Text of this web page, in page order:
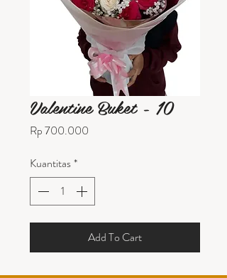
Valentine Buket - 10
Rp 700.000
Kuantitas*
Add To Cart